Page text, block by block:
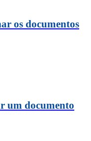
os documentos
um documento